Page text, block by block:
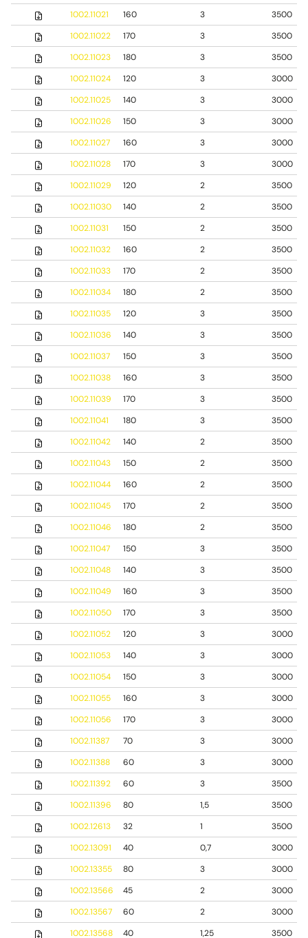
1002.11021
160 3
3500
1002.11022
170 3
3500
1002.11023
180 3
3500
1002.11024
120 3
3000
1002.11025
140 3
3000
1002.11026
150 3
3000
1002.11027
160 3
3000
1002.11028
170 3
3000
1002.11029
120 2
3500
1002.11030
140 2
3500
1002.11031
150 2
3500
1002.11032
160 2
3500
1002.11033
170 2
3500
1002.11034
180 2
3500
1002.11035
120 3
3500
1002.11036
140 3
3500
1002.11037
150 3
3500
1002.11038
160 3
3500
1002.11039
170 3
3500
1002.11041
180 3
3500
1002.11042
140 2
3500
1002.11043
150 2
3500
1002.11044
160 2
3500
1002.11045
170 2
3500
1002.11046
180 2
3500
1002.11047
150 3
3500
1002.11048
140 3
3500
1002.11049
160 3
3500
1002.11050
170 3
3500
1002.11052
120 3
3000
1002.11053
140 3
3000
1002.11054
150 3
3000
1002.11055
160 3
3000
1002.11056
170 3
3000
1002.11387
70 3
3000
1002.11388
60 3
3000
1002.11392
60 3
3500
1002.11396
80 1,5
3500
1002.12613
32 1
3500
1002.13091
40 0,7
3000
1002.13355
80 3
3000
1002.13566
45 2
3000
1002.13567
60 2
3000
1002.13568
40 1,25 3500